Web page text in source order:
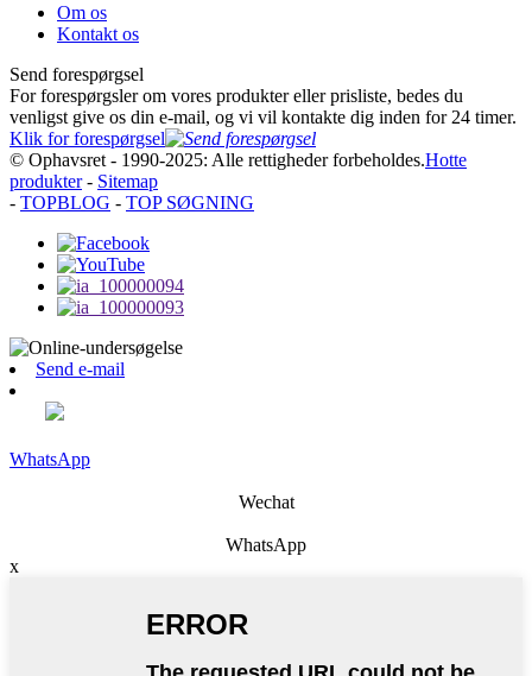
Om os
Kontakt os
Send forespørgsel
For forespørgsler om vores produkter eller prisliste, bedes du
venligst give os din e-mail, og vi vil kontakte dig inden for 24 timer.
Klik for forespørgsel
© Ophavsret - 1990-2025: Alle rettigheder forbeholdes.Hotte
produkter- Sitemap
- TOPBLOG - TOP SØGNING
Send e-mail
WhatsApp
Wechat
WhatsApp
x